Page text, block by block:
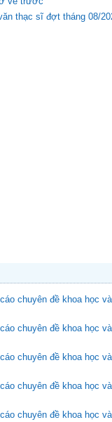
thạc sĩ đợt tháng 08/
chuyên đề khoa học
chuyên đề khoa học
chuyên đề khoa học
chuyên đề khoa học
chuyên đề khoa học